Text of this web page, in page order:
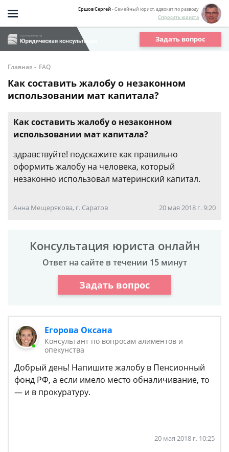
Ершов Сергей- Семейный юрист, адвокат по разводу
Спросить юриста
Задать вопрос
Главная - FAQ
Как составить жалобу о незаконном
использовании мат капитала?
Как составить жалобу о незаконном
использовании мат капитала?
здравствуйте! подскажите как правильно
оформить жалобу на человека, который
незаконно использовал материнский капитал.
Анна Мещерякова, г. Саратов 20 мая 2018 г. 9:20
Консультация юриста онлайн
Ответ на сайте в течении 15 минут
Задать вопрос
Егорова Оксана
Консультант по вопросам алиментов и
опекунства
Добрый день! Напишите жалобу в Пенсионный
фонд РФ, а если имело место обналичивание, то
— и в прокуратуру.
20 мая 2018 г. 10:25